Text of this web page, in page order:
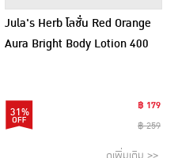
Jula's Herb โลชั่น Red Orange
Aura Bright Body Lotion 400
31%
฿ 179
฿ 259